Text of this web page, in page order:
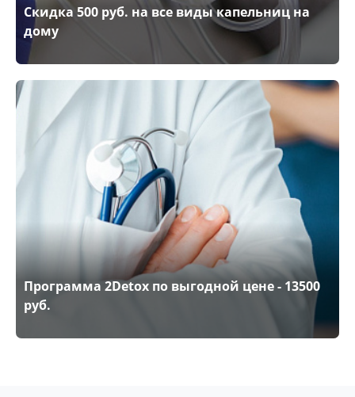
Скидка 500 руб. на все виды капельниц на
дому
Программа 2Detox по выгодной цене - 13500
руб.